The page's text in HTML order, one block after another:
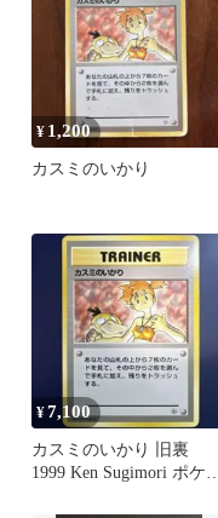
¥ 1,200
カスミのいかり
¥7,100
カスミのいかり 旧裏
1999 Ken Sugimori ポケモ